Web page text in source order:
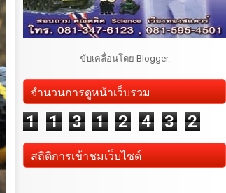
ขับเคลื่อนโดย Blogger.
จำนวนการดูหน้าเว็บรวม
1 1 3 1 2 4 3 2
สถิติการเข้าชมเว็บไซต์